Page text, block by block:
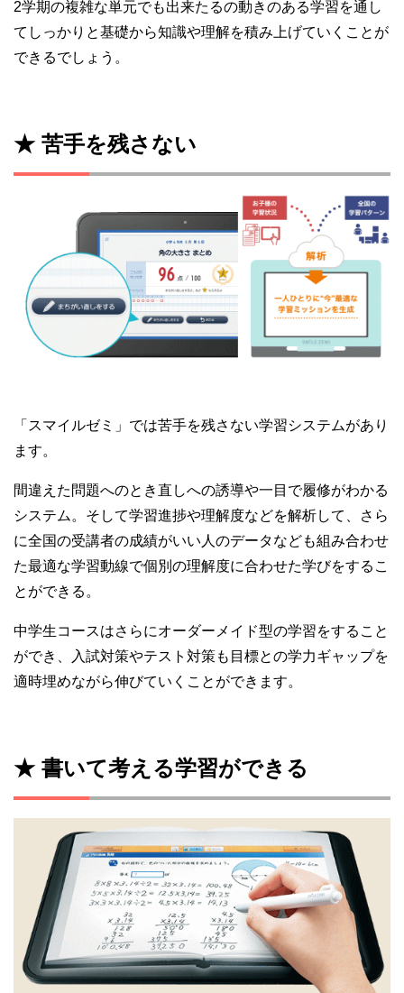
2学期の複雑な単元でも出来たるの動きのある学習を通し
てしっかりと基礎から知識や理解を積み上げていくことが
できるでしょう。
★ 苦手を残さない
「スマイルゼミ」では苦手を残さない学習システムがあり
ます。
間違えた問題へのとき直しへの誘導や一目で履修がわかる
システム。そして学習進捗や理解度などを解析して、さら
に全国の受講者の成績がいい人のデータなども組み合わせ
た最適な学習動線で個別の理解度に合わせた学びをするこ
とができる。
中学生コースはさらにオーダーメイド型の学習をすること
ができ、入試対策やテスト対策も目標との学力ギャップを
適時埋めながら伸びていくことができます。
★ 書いて考える学習ができる